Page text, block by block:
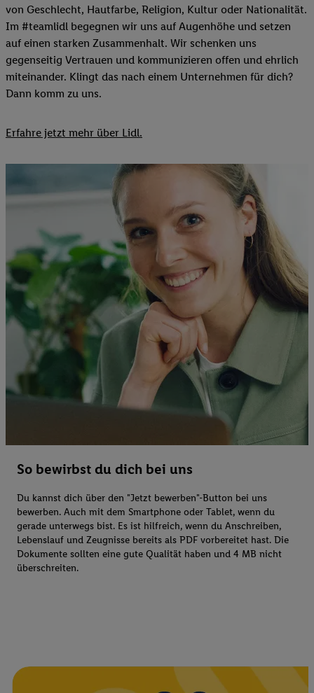
von Geschlecht, Hautfarbe, Religion, Kultur oder Nationalität.
Im #teamlidl begegnen wir uns auf Augenhöhe und setzen
auf einen starken Zusammenhalt. Wir schenken uns
gegenseitig Vertrauen und kommunizieren offen und ehrlich
miteinander. Klingt das nach einem Unternehmen für dich?
Dann komm zu uns.​
Erfahre jetzt mehr über Lidl.
So bewirbst du dich bei uns
Du kannst dich über den "Jetzt bewerben"-Button bei uns
bewerben. Auch mit dem Smartphone oder Tablet, wenn du
gerade unterwegs bist. Es ist hilfreich, wenn du Anschreiben,
Lebenslauf und Zeugnisse bereits als PDF vorbereitet hast. Die
Dokumente sollten eine gute Qualität haben und 4 MB nicht
überschreiten.